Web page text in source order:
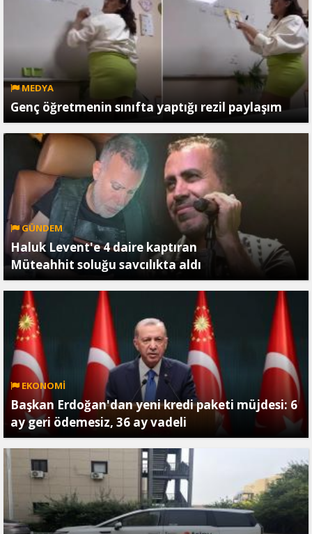
MEDYA
Genç öğretmenin sınıfta yaptığı rezil paylaşım
GÜNDEM
Haluk Levent'e 4 daire kaptıran
Müteahhit soluğu savcılıkta aldı
EKONOMİ
Başkan Erdoğan'dan yeni kredi paketi müjdesi: 6
ay geri ödemesiz, 36 ay vadeli